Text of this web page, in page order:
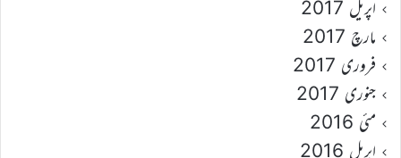
اپریل 2017
مارچ 2017
فروری 2017
جنوری 2017
مئی 2016
اپریل 2016